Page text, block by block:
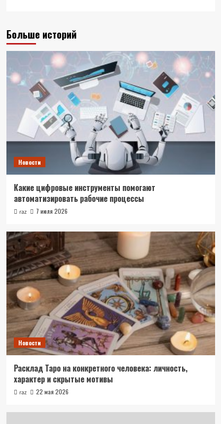
Больше историй
Новости
Какие цифровые инструменты помогают
автоматизировать рабочие процессы
raz 7 июля 2026
Новости
Расклад Таро на конкретного человека: личность,
характер и скрытые мотивы
raz 22 мая 2026